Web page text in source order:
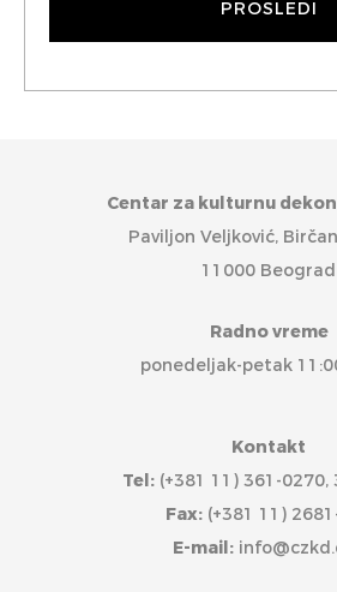
Centar za kulturnu
Paviljon Veljković,
11000 Beograd
Radno vreme
ponedeljak-petak
Kontakt
Tel: (+381 11) 361-0270,
Fax:(+381 11)
E-mail: